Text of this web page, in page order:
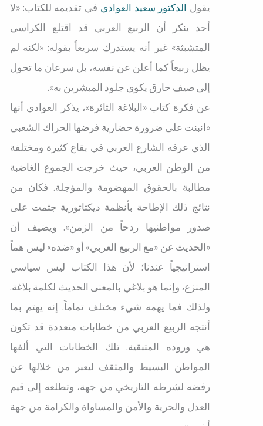
يقول الدكتور سعيد العوادي في تقديمه للكتاب: «لا
أحد ينكر أن الربيع العربي قد اقتلع الكراسي
المتشبثة» غير أنه يستدرك سريعاً بقوله: «لكنه لم
يظل ربيعاً كما أعلن عن نفسه، بل سرعان ما تحول
إلى صيف حارق يكوي جلود المبشرين به».
عن فكرة كتاب «البلاغة الثائرة»، يذكر العوادي أنها
«انبنت على ضرورة حضارية فرضها الحراك الشعبي
الذي عرفه الشارع العربي في بقاع كثيرة ومختلفة
من الوطن العربي، حيث خرجت الجموع الغاضبة
مطالبة بالحقوق المهضومة والمؤجلة. فكان من
نتائج ذلك الإطاحة بأنظمة ديكتاتورية جثمت على
صدور مواطنيها ردحاً من الزمن». ويضيف أن
«الحديث عن «مع الربيع العربي» أو «ضده» ليس هماً
استراتيجياً عندنا؛ لأن هذا الكتاب ليس سياسي
المنزع، وإنما هو بلاغي بالمعنى الحديث لكلمة بلاغة.
ولذلك فما يهمه شيء مختلف تماماً. إنه يهتم بما
أنتجه الربيع العربي من خطابات متعددة قد تكون
هي وروده المتبقية. تلك الخطابات التي ألفها
المواطن البسيط والمثقف ليعبر من خلالها عن
رفضه لشرطه التاريخي من جهة، وتطلعه إلى قيم
العدل والحرية والأمن والمساواة والكرامة من جهة